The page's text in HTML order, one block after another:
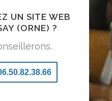
UN SITE WEB
(ORNE) ?